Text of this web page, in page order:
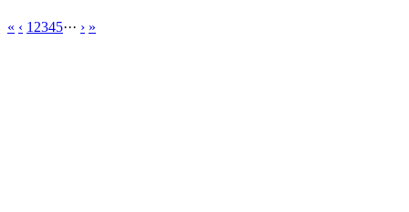
« ‹ 1 2345··· › »